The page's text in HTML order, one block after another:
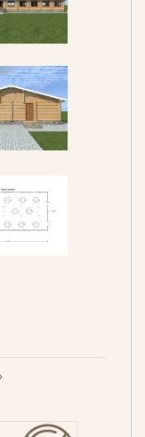
180
Оцилиндрованний